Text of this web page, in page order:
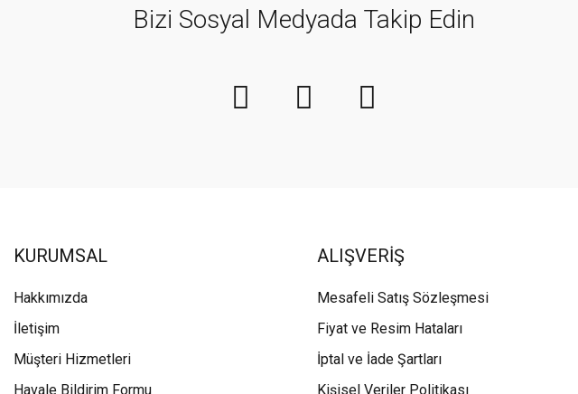
Bizi Sosyal Medyada Takip Edin
KURUMSAL
Hakkımızda
İletişim
Müşteri Hizmetleri
Havale Bildirim Formu
ALIŞVERİŞ
Mesafeli Satış Sözleşmesi
Fiyat ve Resim Hataları
İptal ve İade Şartları
Kişisel Veriler Politikası